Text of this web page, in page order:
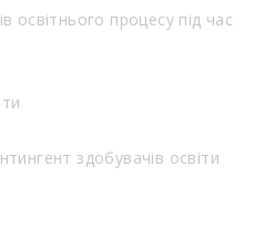
освітнього процесу під час
здобувачів освіти